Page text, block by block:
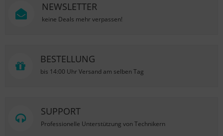
NEWSLETTER
keine Deals mehr verpassen!
BESTELLUNG
bis 14:00 Uhr Versand am selben Tag
SUPPORT
Professionelle Unterstützung von Technikern